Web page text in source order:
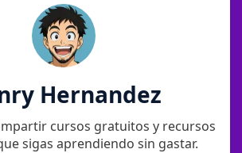
Hernandez
cursos gratuitos y recursos
sigas aprendiendo sin gastar.